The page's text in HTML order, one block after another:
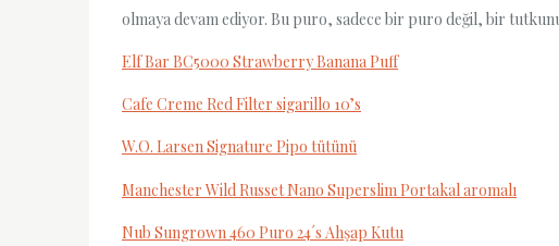
olmaya devam ediyor. Bu puro, sadece bir puro değil, bir
Elf Bar BC5000 Strawberry Banana Puff
Cafe Creme Red Filter sigarillo 10’s
W.O. Larsen Signature Pipo tütünü
Manchester Wild Russet Nano Superslim Portakal aromalı
Nub Sungrown 460 Puro 24´s Ahşap Kutu